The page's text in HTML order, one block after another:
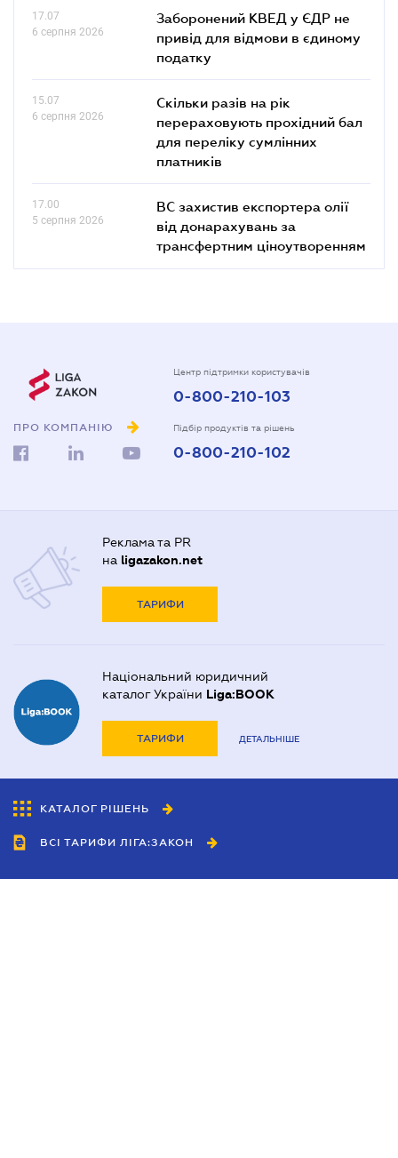
17.07
6 серпня 2026
Заборонений КВЕД у ЄДР не
привід для відмови в єдиному
податку
15.07
6 серпня 2026
Скільки разів на рік
перераховують прохідний бал
для переліку сумлінних
платників
17.00
5 серпня 2026
ВС захистив експортера олії
від донарахувань за
трансфертним ціноутворенням
ПРО КОМПАНІЮ
Центр підтримки користувачів
0-800-210-103
Підбір продуктів та рішень
0-800-210-102
Реклама та PR
на ligazakon.net
ТАРИФИ
Національний юридичний
каталог України Liga:BOOK
ТАРИФИ ДЕТАЛЬНІШЕ
КАТАЛОГ РІШЕНЬ
ВСІ ТАРИФИ ЛІГА:ЗАКОН